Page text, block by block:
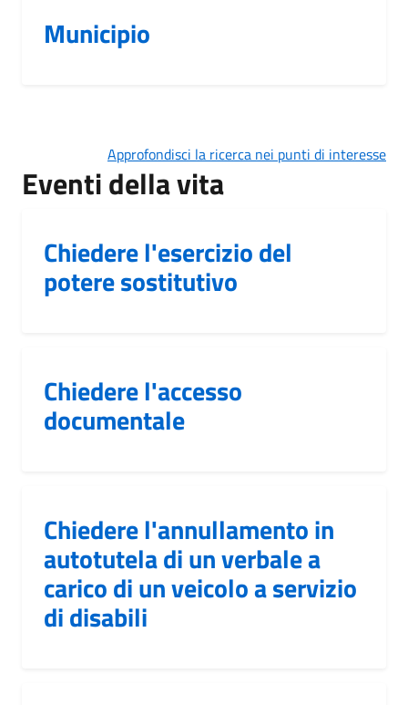
Municipio
Approfondisci la ricerca nei punti di interesse
Eventi della vita
Chiedere l'esercizio del
potere sostitutivo
Chiedere l'accesso
documentale
Chiedere l'annullamento in
autotutela di un verbale a
carico di un veicolo a servizio
di disabili